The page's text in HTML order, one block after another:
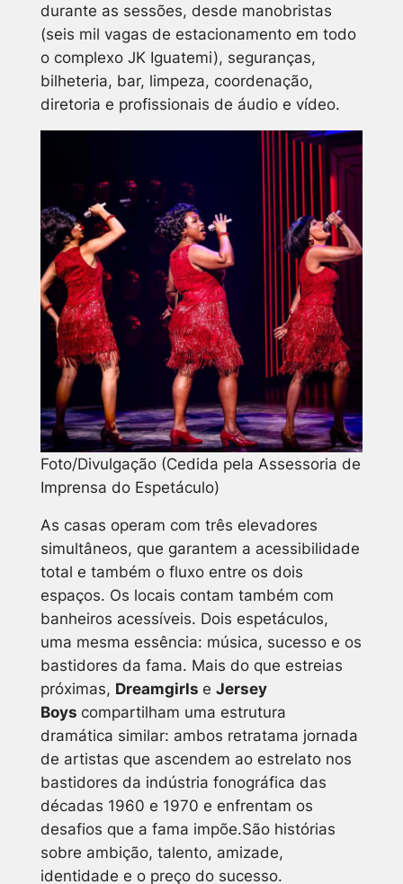
durante as sessões, desde manobristas
(seis mil vagas de estacionamento em todo
o complexo JK Iguatemi), seguranças,
bilheteria, bar, limpeza, coordenação,
diretoria e profissionais de áudio e vídeo.
Foto/Divulgação (Cedida pela Assessoria de
Imprensa do Espetáculo)
As casas operam com três elevadores
simultâneos, que garantem a acessibilidade
total e também o fluxo entre os dois
espaços. Os locais contam também com
banheiros acessíveis. Dois espetáculos,
uma mesma essência: música, sucesso e os
bastidores da fama. Mais do que estreias
próximas, Dreamgirls e Jersey
Boys compartilham uma estrutura
dramática similar: ambos retratama jornada
de artistas que ascendem ao estrelato nos
bastidores da indústria fonográfica das
décadas 1960 e 1970 e enfrentam os
desafios que a fama impõe.São histórias
sobre ambição, talento, amizade,
identidade e o preço do sucesso.